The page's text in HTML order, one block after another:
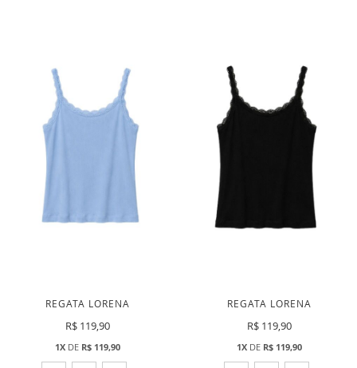
REGATA LORENA
R$ 119,90
1XDE R$ 119,90
REGATA LORENA
R$ 119,90
1X DE R$ 119,90